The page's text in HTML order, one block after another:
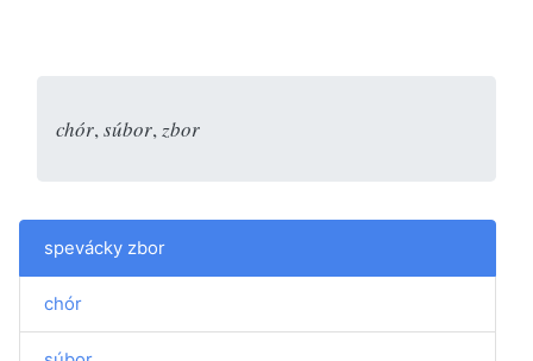
chór, súbor, zbor
spevácky zbor
chór